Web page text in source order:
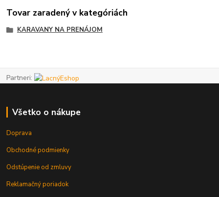
Tovar zaradený v kategóriách
KARAVANY NA PRENÁJOM
Partneri:
Všetko o nákupe
Doprava
Obchodné podmienky
Odstúpenie od zmluvy
Reklamačný poriadok